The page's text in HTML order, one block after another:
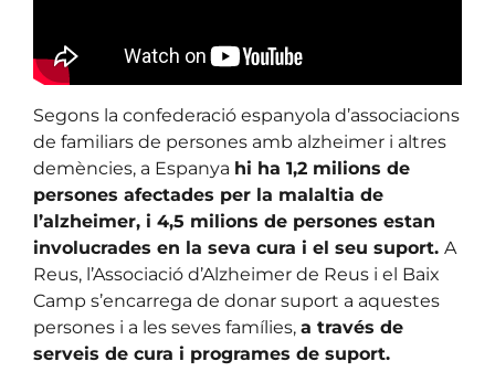
Segons la confederació espanyola d’associacions
de familiars de persones amb alzheimer i altres
demències, a Espanya hi ha 1,2 milions de
persones afectades per la malaltia de
l’alzheimer, i 4,5 milions de persones estan
involucrades en la seva cura i el seu suport. A
Reus, l’Associació d’Alzheimer de Reus i el Baix
Camp s’encarrega de donar suport a aquestes
persones i a les seves famílies, a través de
serveis de cura i programes de suport.